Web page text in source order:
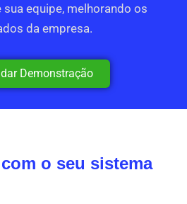
equipe, melhorando os
da empresa.
Demonstração
o seu sistema